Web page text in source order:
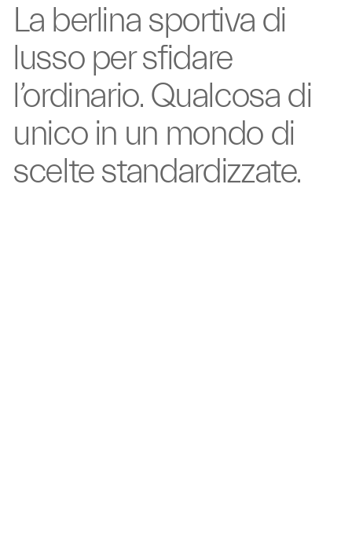
La berlina sportiva di
lusso persfidare
l’ordinario. Qualcosa di
unico in un mondo di
scelte standardizzate.